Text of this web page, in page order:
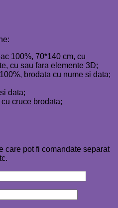
100%, 70*140 cm, cu
cu sau fara elemente 3D;
brodata cu nume si data;
data;
cruce brodata;
care pot fi comandate separat